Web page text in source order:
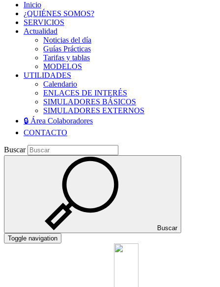
Inicio
¿QUIÉNES SOMOS?
SERVICIOS
Actualidad
Noticias del día
Guías Prácticas
Tarifas y tablas
MODELOS
UTILIDADES
Calendario
ENLACES DE INTERÉS
SIMULADORES BÁSICOS
SIMULADORES EXTERNOS
🔒 Área Colaboradores
CONTACTO
Buscar
Buscar
Toggle navigation